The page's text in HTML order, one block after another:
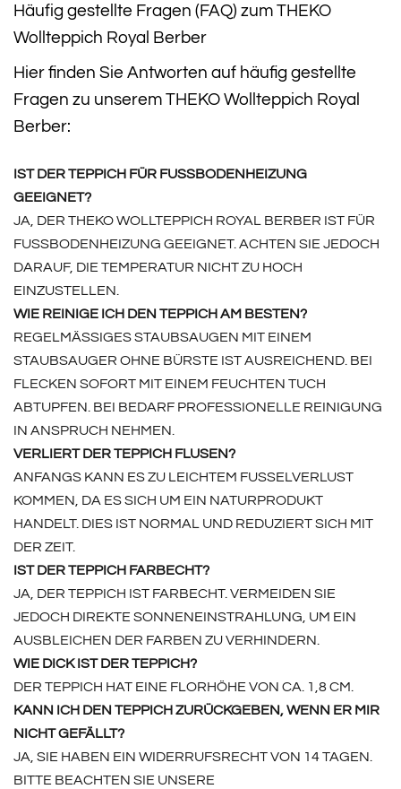
Häufig gestellte Fragen (FAQ) zum THEKO
Wollteppich Royal Berber
Hier finden Sie Antworten auf häufig gestellte
Fragen zu unserem THEKO Wollteppich Royal
Berber:
IST DER TEPPICH FÜR FUSSBODENHEIZUNG G
EEIGNET?
JA, DER THEKO WOLLTEPPICH ROYAL BERBER IST FÜR
FUSSBODENHEIZUNG GEEIGNET. ACHTEN SIE JEDOCH D
ARAUF, DIE TEMPERATUR NICHT ZU HOCH E
INZUSTELLEN.
WIE REINIGE ICH DEN TEPPICH AM BESTEN?
REGELMÄSSIGES STAUBSAUGEN MIT EINEM S
TAUBSAUGER OHNE BÜRSTE IST AUSREICHEND. BEI F
LECKEN SOFORT MIT EINEM FEUCHTEN TUCH A
BTUPFEN. BEI BEDARF PROFESSIONELLE REINIGUNG I
N ANSPRUCH NEHMEN.
VERLIERT DER TEPPICH FLUSEN?
ANFANGS KANN ES ZU LEICHTEM FUSSELVERLUST
KOMMEN, DA ES SICH UM EIN NATURPRODUKT
HANDELT. DIES IST NORMAL UND REDUZIERT SICH MIT
DER ZEIT.
IST DER TEPPICH FARBECHT?
JA, DER TEPPICH IST FARBECHT. VERMEIDEN SIE
JEDOCH DIREKTE SONNENEINSTRAHLUNG, UM EIN
AUSBLEICHEN DER FARBEN ZU VERHINDERN.
WIE DICK IST DER TEPPICH?
DER TEPPICH HAT EINE FLORHÖHE VON CA. 1,8 CM.
KANN ICH DEN TEPPICH ZURÜCKGEBEN, WENN ER MIR
NICHT GEFÄLLT?
JA, SIE HABEN EIN WIDERRUFSRECHT VON 14 TAGEN.
BITTE BEACHTEN SIE UNSERE